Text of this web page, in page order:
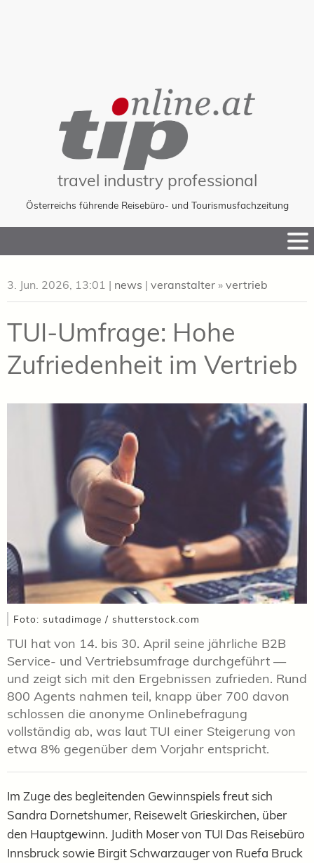
travel industry professional
Österreichs führende Reisebüro- und Tourismusfachzeitung
to
3. Jun. 2026, 13:01 | news | veranstalter » vertrieb
TUI-Umfrage: Hohe
Zufriedenheit im Vertrieb
Foto: sutadimage / shutterstock.com
TUI hat von 14. bis 30. April seine jährliche B2B
Service- und Vertriebsumfrage durchgeführt —
und zeigt sich mit den Ergebnissen zufrieden. Rund
800 Agents nahmen teil, knapp über 700 davon
schlossen die anonyme Onlinebefragung
vollständig ab, was laut TUI einer Steigerung von
etwa 8% gegenüber dem Vorjahr entspricht.
Im Zuge des begleitenden Gewinnspiels freut sich
Sandra Dornetshumer, Reisewelt Grieskirchen, über
den Hauptgewinn. Judith Moser von TUI Das Reisebüro
Innsbruck sowie Birgit Schwarzauger von Ruefa Bruck